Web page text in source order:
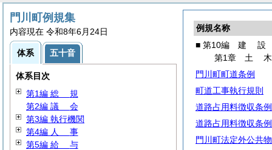
例規名称
■ 第10編 建 設
第1章 土 木
門川町町道条例
町道工事執行規則
道路占用料徴収条例
道路占用料徴収条
門川町法定外公共
門川町例規集
内容現在 令和8年6月24日
体系 五十音
体系目次
第1編 総 規
第2編 議 会
第3編 執行機関
第4編 人 事
第5編 給 与